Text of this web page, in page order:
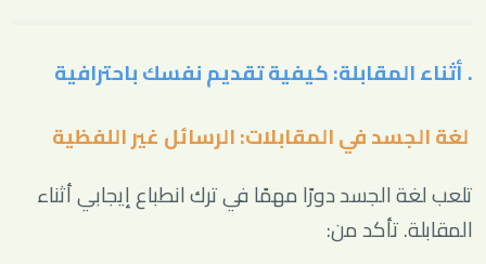
. أثناء المقابلة: كيفية تقديم نفسك باحترافية
لغة الجسد في المقابلات: الرسائل غير اللفظية
تلعب لغة الجسد دورًا مهمًا في ترك انطباع إيجابي أثناء
المقابلة. تأكد من: